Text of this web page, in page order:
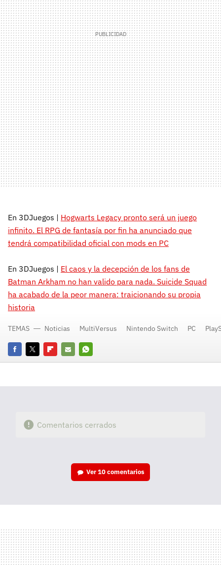
En 3DJuegos | Hogwarts Legacy pronto será un juego
infinito. El RPG de fantasía por fin ha anunciado que
tendrá compatibilidad oficial con mods en PC
En 3DJuegos | El caos y la decepción de los fans de
Batman Arkham no han valido para nada. Suicide Squad
ha acabado de la peor manera: traicionando su propia
historia
FacebookTwitterFlipboard
E-
Whatsapp
TEMAS Noticias MultiVersus Nintendo Switch PC
Comentarios cerrados
Ver10 comentarios